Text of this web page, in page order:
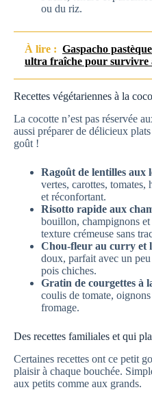
ou du riz.
À lire : Gaspacho
ultra fraîche pour survivre
Recettes végétariennes à la
La cocotte n’est pas réservée
aussi préparer de délicieux
goût !
Ragoût de lentilles aux
vertes, carottes, tomates,
et réconfortant.
Risotto rapide aux
bouillon, champignons et
texture crémeuse sans
Chou-fleur au curry et
doux, parfait avec un
pois chiches.
Gratin de courgettes à
coulis de tomate,
fromage.
Des recettes familiales et qui
Certaines recettes ont ce petit
plaisir à chaque bouchée.
aux petits comme aux grands.